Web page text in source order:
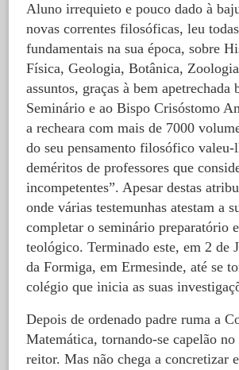
Aluno irrequieto e pouco dado à
novas correntes filosóficas, leu
fundamentais na sua época, sobre
Física, Geologia, Botânica,
assuntos, graças à bem apetrechada
Seminário e ao Bispo Crisóstomo
a recheara com mais de 7000
do seu pensamento filosófico valeu-
deméritos de professores que
incompetentes”. Apesar destas
onde várias testemunhas atestam a
completar o seminário preparatório
teológico. Terminado este, em 2 de
da Formiga, em Ermesinde, até se
colégio que inicia as suas
Depois de ordenado padre ruma a
Matemática, tornando-se capelão
reitor. Mas não chega a concretizar